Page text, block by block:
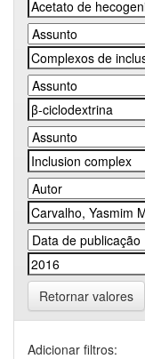
Retornar valores
Adicionar filtros: